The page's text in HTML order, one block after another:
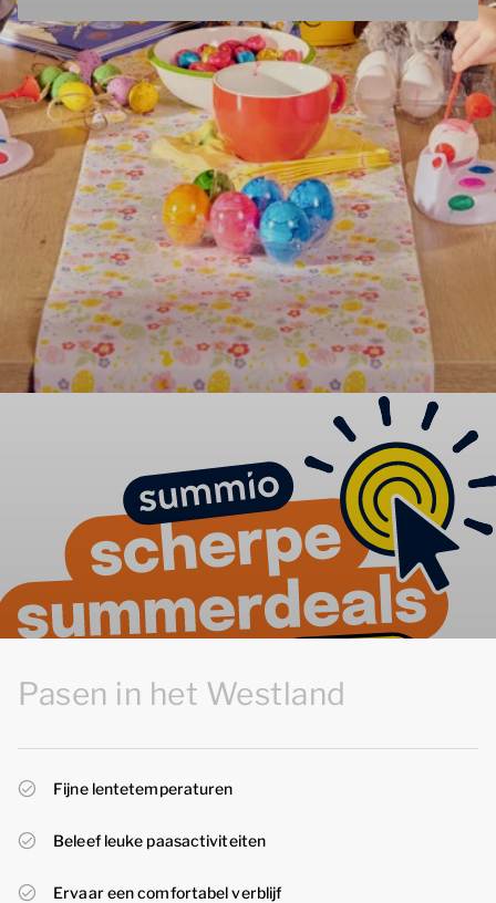
Pasen in het Westland
Fijne lentetemperaturen
Beleef leuke paasactiviteiten
Ervaar een comfortabel verblijf